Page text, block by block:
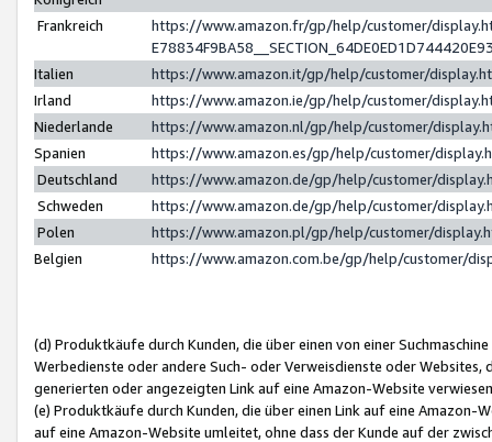
Frankreich
https://www.amazon.fr/gp/help/customer/
Italien
https://www.amazon.it/gp/help/customer/
Irland
https://www.amazon.ie/gp/help/customer/
Niederlande
https://www.amazon.nl/gp/help/customer/
Spanien
https://www.amazon.es/gp/help/customer/
Deutschland
https://www.amazon.de/gp/help/customer/
Schweden
https://www.amazon.de/gp/help/customer/
Polen
https://www.amazon.pl/gp/help/customer/
Belgien
https://www.amazon.com.be/gp/help/customer/
(d) Produktkäufe durch Kunden, die über einen von einer
Werbedienste oder andere Such- oder Verweisdienste oder Websites,
generierten oder angezeigten Link auf eine Amazon-Website
(e) Produktkäufe durch Kunden, die über einen Link auf eine
auf eine Amazon-Website umleitet, ohne dass der Kunde auf der